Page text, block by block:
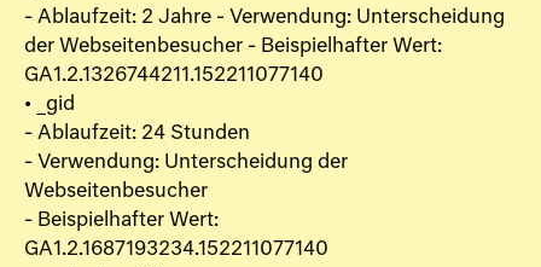
- Ablaufzeit: 2 Jahre - Verwendung: Unterscheidung
der Webseitenbesucher - Beispielhafter Wert:
GA1.2.1326744211.152211077140
• _gid
- Ablaufzeit: 24 Stunden
- Verwendung: Unterscheidung der
Webseitenbesucher
- Beispielhafter Wert:
GA1.2.1687193234.152211077140